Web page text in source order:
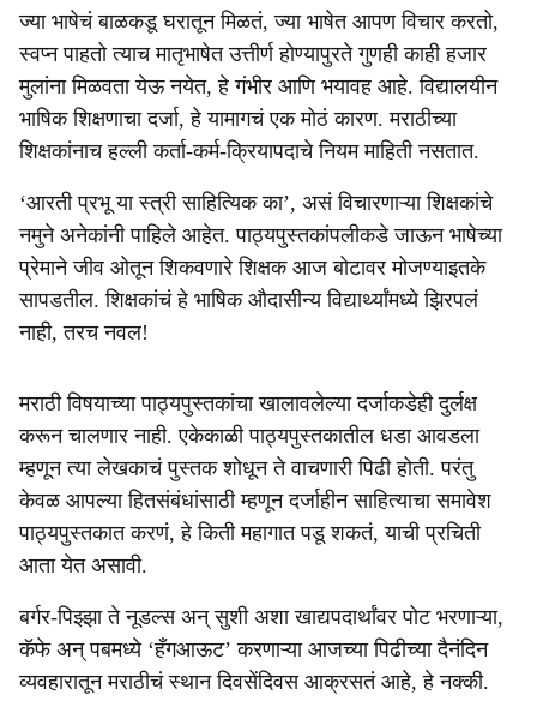
ज्या भाषेचं बाळकडू घरातून मिळतं, ज्या भाषेत आपण विचार करतो,
स्वप्न पाहतो त्याच मातृभाषेत उत्तीर्ण होण्यापुरते गुणही काही हजार
मुलांना मिळवता येऊ नयेत, हे गंभीर आणि भयावह आहे. विद्यालयीन
भाषिक शिक्षणाचा दर्जा, हे यामागचं एक मोठं कारण. मराठीच्या
शिक्षकांनाच हल्ली कर्ता-कर्म-क्रियापदाचे नियम माहिती नसतात.
‘आरती प्रभू या स्त्री साहित्यिक का’, असं विचारणाऱ्या शिक्षकांचे
नमुने अनेकांनी पाहिले आहेत. पाठ्यपुस्तकांपलीकडे जाऊन भाषेच्या
प्रेमाने जीव ओतून शिकवणारे शिक्षक आज बोटावर मोजण्याइतके
सापडतील. शिक्षकांचं हे भाषिक औदासीन्य विद्यार्थ्यांमध्ये झिरपलं
नाही, तरच नवल!
मराठी विषयाच्या पाठ्यपुस्तकांचा खालावलेल्या दर्जाकडेही दुर्लक्ष
करून चालणार नाही. एकेकाळी पाठ्यपुस्तकातील धडा आवडला
म्हणून त्या लेखकाचं पुस्तक शोधून ते वाचणारी पिढी होती. परंतु
केवळ आपल्या हितसंबंधांसाठी म्हणून दर्जाहीन साहित्याचा समावेश
पाठ्यपुस्तकात करणं, हे किती महागात पडू शकतं, याची प्रचिती
आता येत असावी.
बर्गर-पिझ्झा ते नूडल्स अन् सुशी अशा खाद्यपदार्थांवर पोट भरणाऱ्या,
कॅफे अन् पबमध्ये ‘हँगआऊट’ करणाऱ्या आजच्या पिढीच्या दैनंदिन
व्यवहारातून मराठीचं स्थान दिवसेंदिवस आक्रसतं आहे, हे नक्की.